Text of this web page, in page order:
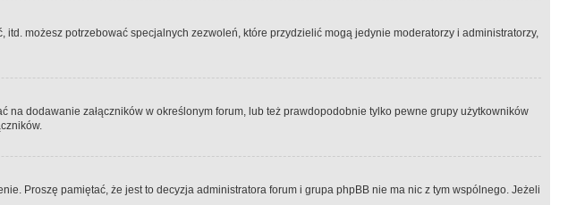
możesz potrzebować specjalnych zezwoleń, które przydzielić mogą jedynie moderatorzy i administratorzy,
dodawanie załączników w określonym forum, lub też prawdopodobnie tylko pewne grupy użytkowników
Proszę pamiętać, że jest to decyzja administratora forum i grupa phpBB nie ma nic z tym wspólnego. Jeżeli